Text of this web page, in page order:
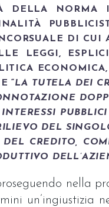
DELLA NORMA
DI
LEGGI,
“LA TUTELA DEI
DEL
DEL CREDITO,
nella
un’ingiustizia